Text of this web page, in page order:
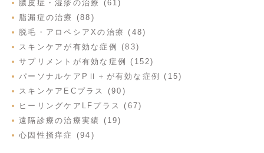
膿皮症・湿疹の治療 (61)
脂漏症の治療 (88)
脱毛・アロペシアXの治療 (48)
スキンケアが有効な症例 (83)
サプリメントが有効な症例 (152)
パーソナルケアPⅡ＋が有効な症例 (15)
スキンケアECプラス (90)
ヒーリングケアLFプラス (67)
遠隔診療の治療実績 (19)
心因性掻痒症 (94)